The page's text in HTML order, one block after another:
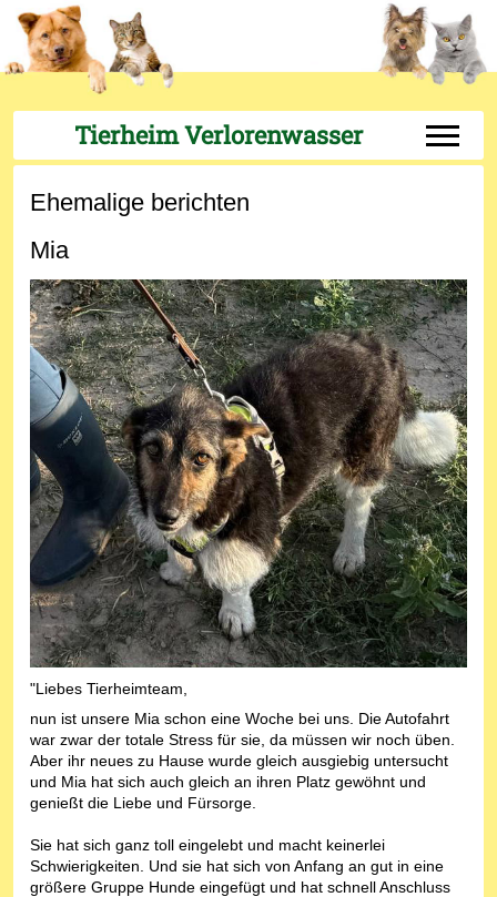
Tierheim Verlorenwasser Off-
Ehemalige berichten
Mia
"Liebes Tierheimteam,
nun ist unsere Mia schon eine Woche bei uns. Die Autofahrt
war zwar der totale Stress für sie, da müssen wir noch üben.
Aber ihr neues zu Hause wurde gleich ausgiebig untersucht
und Mia hat sich auch gleich an ihren Platz gewöhnt und
genießt die Liebe und Fürsorge.
Sie hat sich ganz toll eingelebt und macht keinerlei
Schwierigkeiten. Und sie hat sich von Anfang an gut in eine
größere Gruppe Hunde eingefügt und hat schnell Anschluss